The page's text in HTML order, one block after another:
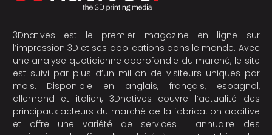
3Dnatives est le premier magazine en ligne sur
l’impression 3D et ses applications dans le monde. Avec
une analyse quotidienne approfondie du marché, le site
est suivi par plus d’un million de visiteurs uniques par
mois. Disponible en anglais, français, espagnol,
allemand et italien, 3Dnatives couvre l’actualité des
principaux acteurs du marché de la fabrication additive
et offre une variété de services : annuaire des